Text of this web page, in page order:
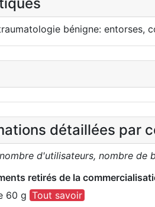
bénigne: entorses,
détaillées par
d'utilisateurs, nombre de
retirés de la
60 g Tout savoir